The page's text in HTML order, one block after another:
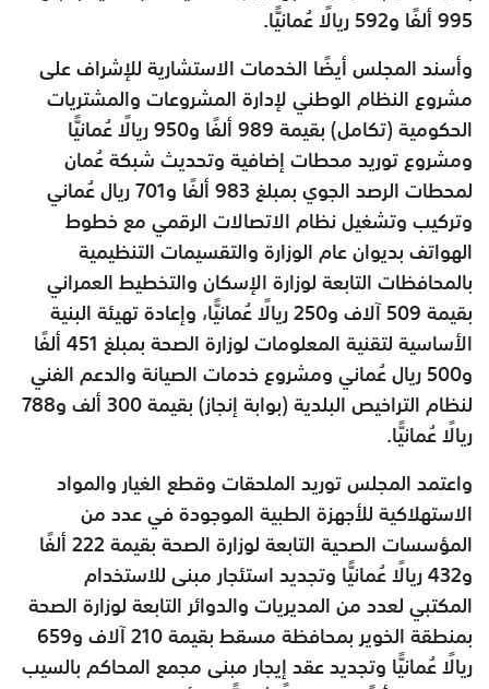
995 ألفًا و592 ريالًا عُمانيًّا.
وأسند المجلس أيضًا الخدمات الاستشارية للإشراف على
مشروع النظام الوطني لإدارة المشروعات والمشتريات
الحكومية (تكامل) بقيمة 989 ألفًا و950 ريالًا عُمانيًّا
ومشروع توريد محطات إضافية وتحديث شبكة عُمان
لمحطات الرصد الجوي بمبلغ 983 ألفًا و701 ريال عُماني
وتركيب وتشغيل نظام الاتصالات الرقمي مع خطوط
الهواتف بديوان عام الوزارة والتقسيمات التنظيمية
بالمحافظات التابعة لوزارة الإسكان والتخطيط العمراني
بقيمة 509 آلاف و250 ريالًا عُمانيًّا، وإعادة تهيئة البنية
الأساسية لتقنية المعلومات لوزارة الصحة بمبلغ 451 ألفًا
و500 ريال عُماني ومشروع خدمات الصيانة والدعم الفني
لنظام التراخيص البلدية (بوابة إنجاز) بقيمة 300 ألف و788
ريالًا عُمانيًّا.
واعتمد المجلس توريد الملحقات وقطع الغيار والمواد
الاستهلاكية للأجهزة الطبية الموجودة في عدد من
المؤسسات الصحية التابعة لوزارة الصحة بقيمة 222 ألفًا
و432 ريالًا عُمانيًّا وتجديد استئجار مبنى للاستخدام
المكتبي لعدد من المديريات والدوائر التابعة لوزارة الصحة
بمنطقة الخوير بمحافظة مسقط بقيمة 210 آلاف و659
ريالًا عُمانيًّا وتجديد عقد إيجار مبنى مجمع المحاكم بالسيب